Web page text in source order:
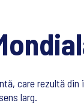
care rezultă
larg.